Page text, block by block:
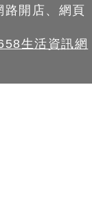
路開店、網頁
生活資訊網